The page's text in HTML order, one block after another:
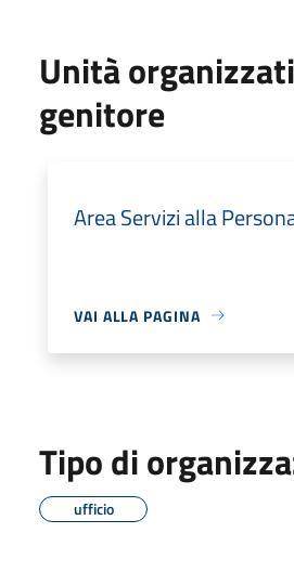
Unità
genitore
Area Servizi alla
VAI ALLA PAGINA
Tipo di
ufficio